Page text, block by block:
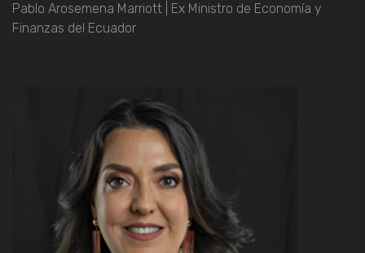
Pablo Arosemena Marriott | Ex Ministro de Economía y
Finanzas del Ecuador